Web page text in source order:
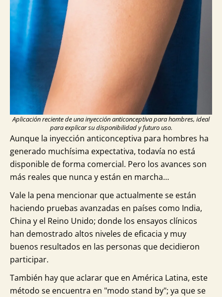
Aplicación reciente de una inyección anticonceptiva para hombres, ideal
para explicar su disponibilidad y futuro uso.
Aunque la inyección anticonceptiva para hombres ha
generado muchísima expectativa, todavía no está
disponible de forma comercial. Pero los avances son
más reales que nunca y están en marcha…
Vale la pena mencionar que actualmente se están
haciendo pruebas avanzadas en países como India,
China y el Reino Unido; donde los ensayos clínicos
han demostrado altos niveles de eficacia y muy
buenos resultados en las personas que decidieron
participar.
También hay que aclarar que en América Latina, este
método se encuentra en "modo stand by"; ya que se